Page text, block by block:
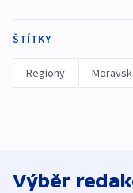
ŠTÍTKY
Regiony
Výběr